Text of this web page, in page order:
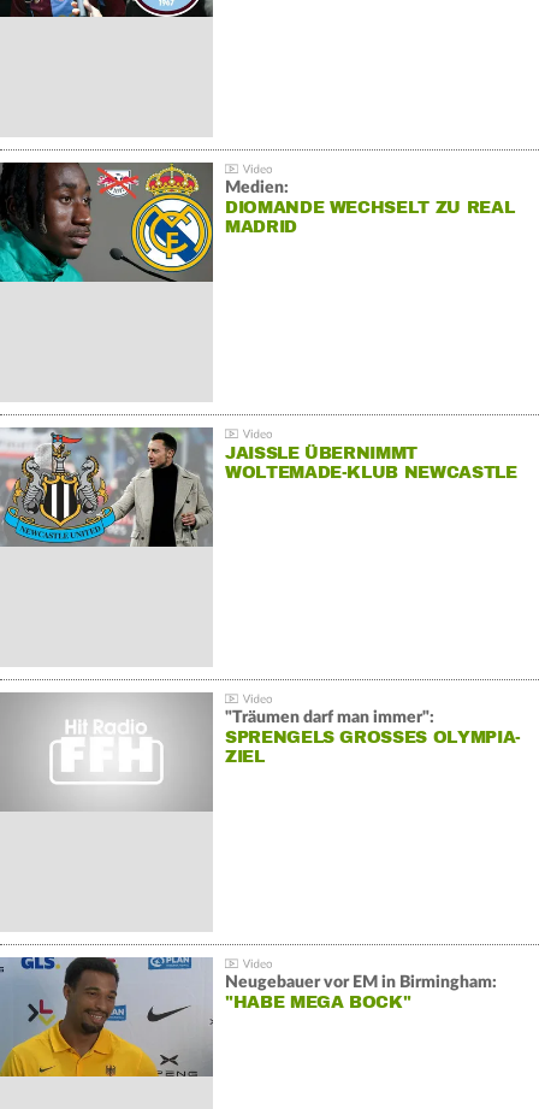
Medien:
DIOMANDE WECHSELT ZU REAL
MADRID
JAISSLE ÜBERNIMMT
WOLTEMADE-KLUB NEWCASTLE
"Träumen darf man immer":
SPRENGELS GROSSES OLYMPIA-Z
IEL
Neugebauer vor EM in Birmingham:
"HABE MEGA BOCK"